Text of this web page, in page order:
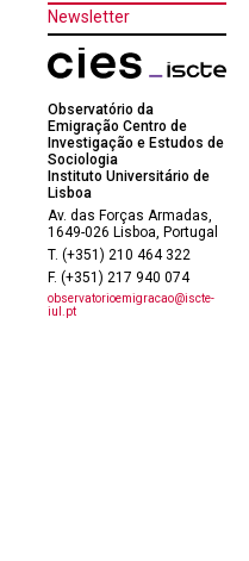
Newsletter
Observatório da
Emigração Centro de
Investigação e Estudos de
Sociologia
Instituto Universitário de
Lisboa
Av. das Forças Armadas,
1649-026 Lisboa, Portugal
T. (+351) 210 464 322
F. (+351) 217 940 074
observatorioemigracao@iscte-
iul.pt